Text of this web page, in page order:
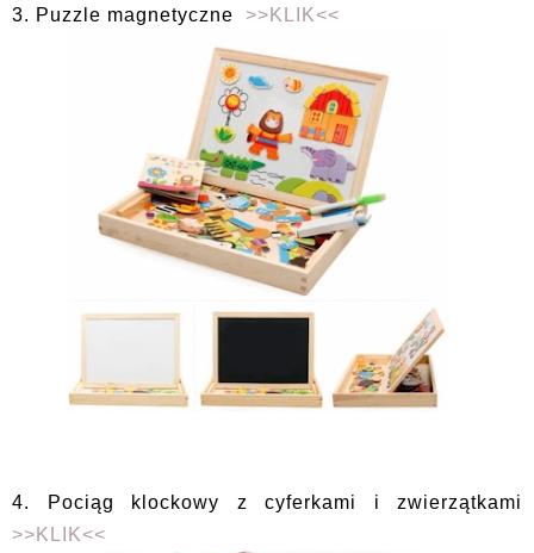
3. Puzzle magnetyczne >>KLIK<<
4. Pociąg klockowy z cyferkami i zwierzątkami
>>KLIK<<